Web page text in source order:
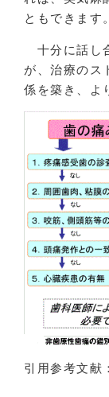
ともできます。
十分に話し
が、治療のス
係を築き、よ
引用参考文献